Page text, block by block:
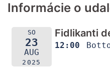
Informácie o
SO
23
AUG
2025
Fidlikanti
12:00